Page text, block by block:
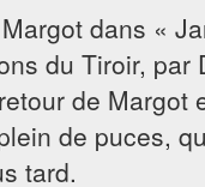
dans «
du Tiroir, par
de Margot
de puces,
tard.